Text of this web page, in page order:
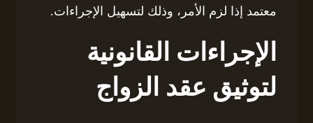
معتمد إذا لزم الأمر، وذلك لتسهيل الإجراءات.
الإجراءات القانونية
لتوثيق عقد الزواج